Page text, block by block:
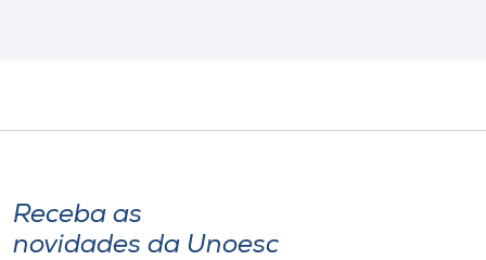
Receba as
novidades da Unoesc